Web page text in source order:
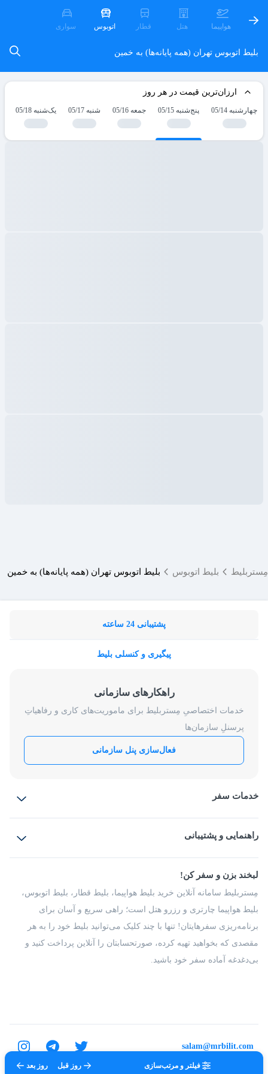
فیلتر و مرتب‌سازی روز قبل روز بعد
هواپیما هتل قطار اتوبوس سواری
بلیط اتوبوس تهران (همه پایانه‌ها) به خمین
ارزان‌ترین قیمت در هر روز
چهارشنبه 05/14 پنج‌شنبه 05/15 جمعه 05/16 شنبه 05/17 یک‌شنبه 05/18
مِستربلیط بلیط اتوبوس بلیط اتوبوس تهران (همه پایانه‌ها) به خمین
پشتیبانی 24 ساعته
پیگیری و کنسلی بلیط
راهکارهای سازمانی
خدمات اختصاصیِ مِستربلیط برای ماموریت‌های کاری و رفاهیاتِ
پرسنلِ سازمان‌ها
فعال‌سازی پنل سازمانی
خدمات سفر
بلیط قطار
راهنمایی و پشتیبانی
شرایط و مقررات
راهکار سازمانی
فرصت‌های شغلی
درباره ما
لبخند بزن و سفر کن!
مِستربلیط سامانه آنلاین خرید بلیط هواپیما، بلیط قطار، بلیط اتوبوس،
بلیط هواپیما چارتری و رزرو هتل است؛ راهی سریع و آسان برای
برنامه‌ریزی سفرهایتان! تنها با چند کلیک می‌توانید بلیط خود را به هر
مقصدی که بخواهید تهیه کرده، صورتحسابتان را آنلاین پرداخت کنید و
بی‌دغدغه آماده سفر خود باشید.
تمامی حقوق برای شرکت عتیق گشت اصفهان محفوظ است.
salam@mrbilit.com